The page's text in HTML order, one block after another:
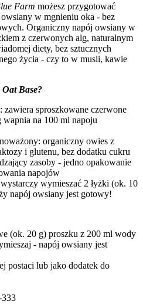
Farm możesz przygotować
w mgnieniu oka - bez
Organiczny napój owsiany w
z czerwonych alg, naturalnym
diety, bez sztucznych
życia - czy to w musli, kawie
Base?
zawiera sproszkowane czerwone
na 100 ml napoju
organiczny owies z
i glutenu, bez dodatku cukru
zasoby - jedno opakowanie
napojów
wymieszać 2 łyżki (ok. 10
napój owsiany jest gotowy!
(ok. 20 g) proszku z 200 ml wody
- napój owsiany jest
postaci lub jako dodatek do